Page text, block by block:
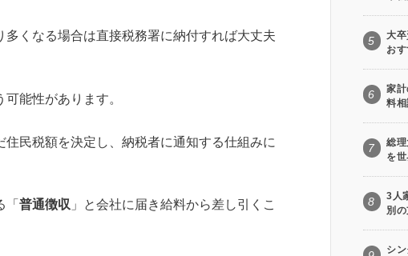
くなる場合は直接税務署に納付すれば大丈夫
能性があります。
民税額を決定し、納税者に通知する仕組みに
普通徴収 」と会社に届き給料から差し引くこ
5
大
お
6
家
料
7
総
を
8
3人
別
シ